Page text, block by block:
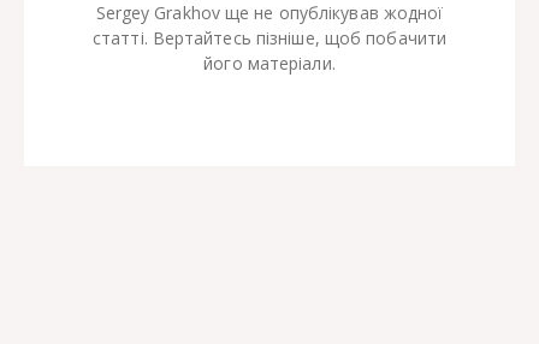
Sergey Grakhov ще не опублікував жодної
статті. Вертайтесь пізніше, щоб побачити
його матеріали.